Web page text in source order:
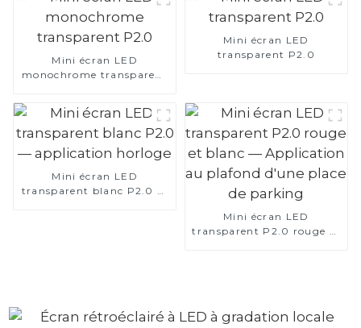
Mini écran LED
monochrome transparent
Mini écran LED
transparent P2.0
Mini écran LED
transparent blanc P2.0 —
Mini écran LED
transparent P2.0 rouge et